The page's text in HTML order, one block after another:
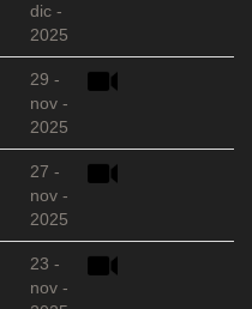
dic -
2025
29 -
nov -
2025
27 -
nov -
2025
23 -
nov -